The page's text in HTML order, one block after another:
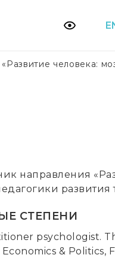
человека:
направления
развития
СТЕПЕНИ
psychologist.
& Politics,